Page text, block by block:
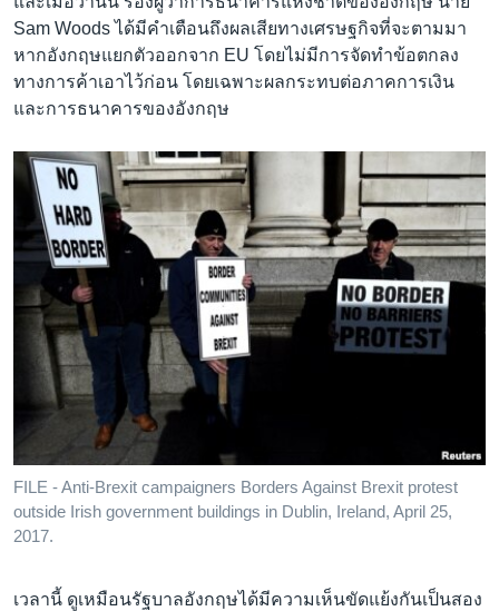
Sam Woods ได้มีคำเตือนถึงผลเสียทางเศรษฐกิจที่จะตามมา
หากอังกฤษแยกตัวออกจาก EU โดยไม่มีการจัดทำข้อตกลง
ทางการค้าเอาไว้ก่อน โดยเฉพาะผลกระทบต่อภาคการเงิน
และการธนาคารของอังกฤษ
FILE - Anti-Brexit campaigners Borders Against Brexit protest
outside Irish government buildings in Dublin, Ireland, April 25,
2017.
เวลานี้ ดูเหมือนรัฐบาลอังกฤษได้มีความเห็นขัดแย้งกันเป็นสอง